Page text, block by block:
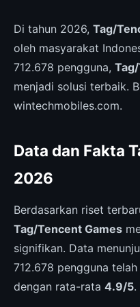
Di tahun 2026, Tag/
oleh masyarakat
712.678 pengguna,
menjadi solusi terbaik.
wintechmobiles.com.
Data dan Fakta
2026
Berdasarkan riset
Tag/Tencent Games
signifikan. Data
712.678 pengguna
dengan rata-rata 4.9/5.